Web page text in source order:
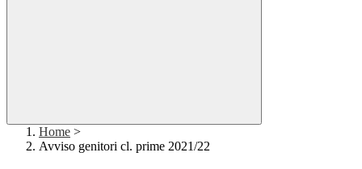
Home >
Avviso genitori cl. prime 2021/22